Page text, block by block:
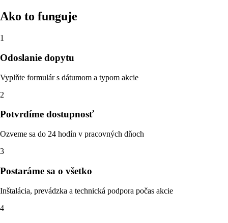
Ako to funguje
1
Odoslanie dopytu
Vyplňte formulár s dátumom a typom akcie
2
Potvrdíme dostupnosť
Ozveme sa do 24 hodín v pracovných dňoch
3
Postaráme sa o všetko
Inštalácia, prevádzka a technická podpora počas akcie
4